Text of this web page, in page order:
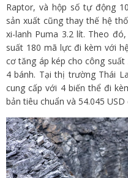
Raptor, và hộp số tự động
sản xuất cũng thay thế hệ
xi-lanh Puma 3.2 lít. Theo
suất 180 mã lực đi kèm với
cơ tăng áp kép cho công
4 bánh. Tại thị trường Thái
cung cấp với 4 biến thể đi
bản tiêu chuẩn và 54.045